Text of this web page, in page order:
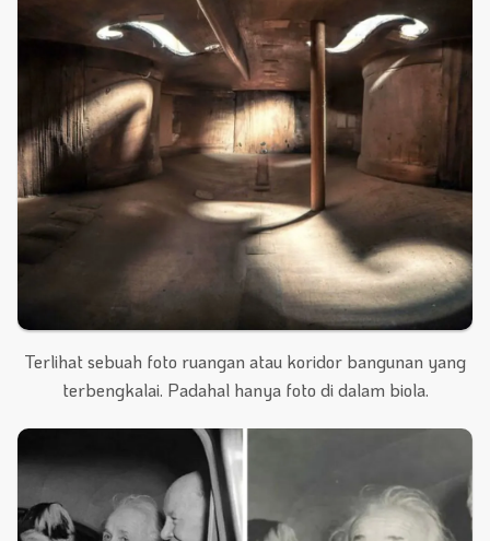
Terlihat sebuah foto ruangan atau koridor bangunan yang
terbengkalai. Padahal hanya foto di dalam biola.